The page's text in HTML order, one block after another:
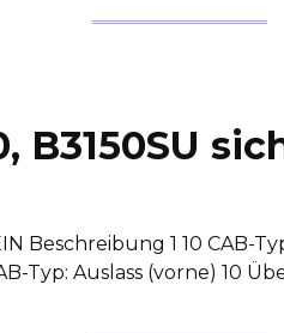
B3150SU
Beschreibung 1 10 CAB-
Typ: Auslass (vorne) 10